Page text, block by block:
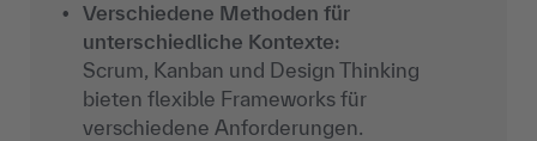
Verschiedene Methoden für
unterschiedliche Kontexte:
Scrum, Kanban und Design Thinking
bieten flexible Frameworks für
verschiedene Anforderungen.